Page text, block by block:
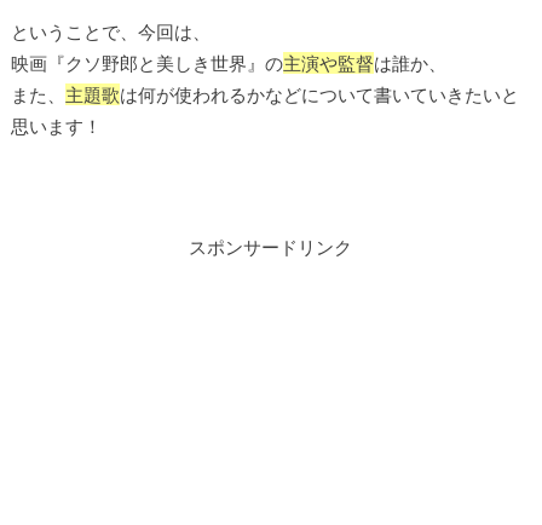
ということで、今回は、
映画『クソ野郎と美しき世界』の主演や監督は誰か、
また、 主題歌は何が使われるかなどについて書いていきたいと
思います！
スポンサードリンク